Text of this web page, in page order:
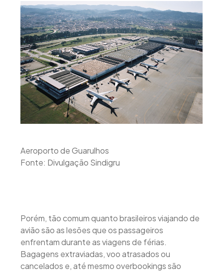
Aeroporto de Guarulhos
Fonte: Divulgação Sindigru
Porém, tão comum quanto brasileiros viajando de
avião são as lesões que os passageiros
enfrentam durante as viagens de férias.
Bagagens extraviadas, voo atrasados ou
cancelados e, até mesmo overbookings são